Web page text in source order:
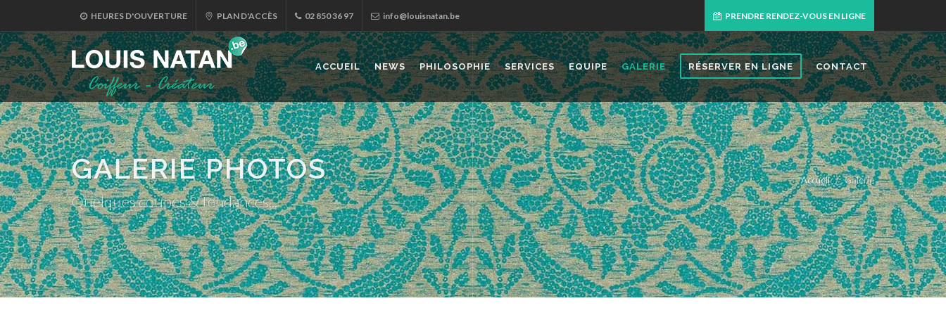
HEURES D'OUVERTURE PLAN D'ACCÈS 02 850 36 97 info@louisnatan.be PRENDRE RENDEZ-VOUS EN LIGNE
ACCUEIL NEWS PHILOSOPHIE SERVICES EQUIPE GALERIE RÉSERVER EN LIGNE CONTACT
GALERIE PHOTOS
Quelques coupes & tendances...
Accueil Galerie